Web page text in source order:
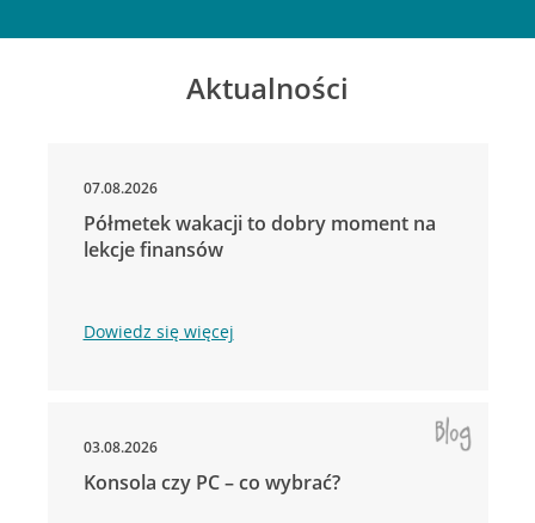
Aktualności
07.08.2026
Półmetek wakacji to dobry moment na
lekcje finansów
Dowiedz się więcej
03.08.2026
Konsola czy PC – co wybrać?